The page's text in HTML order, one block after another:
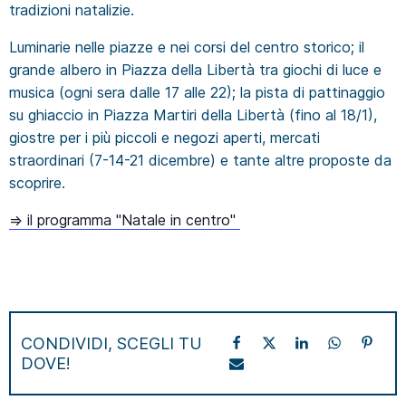
tradizioni natalizie.
Luminarie nelle piazze e nei corsi del centro storico; il
grande albero in Piazza della Libertà tra giochi di luce e
musica (ogni sera dalle 17 alle 22); la pista di pattinaggio
su ghiaccio in Piazza Martiri della Libertà (fino al 18/1),
giostre per i più piccoli e negozi aperti, mercati
straordinari (7-14-21 dicembre) e tante altre proposte da
scoprire.
⇒ il programma "Natale in centro"
CONDIVIDI, SCEGLI TU
DOVE!